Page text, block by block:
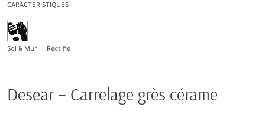
CARACTÉRISTIQUES
Sol & Mur Rectifié
Desear – Carrelage grès cérame